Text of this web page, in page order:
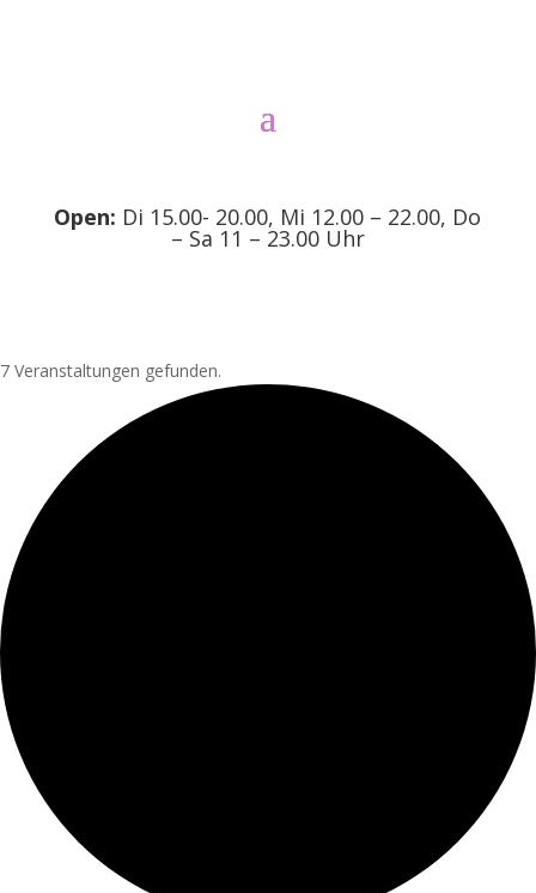
Open: Di 15.00- 20.00, Mi 12.00 – 22.00, Do
– Sa 11 – 23.00 Uhr
7 Veranstaltungen gefunden.